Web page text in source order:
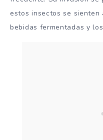
estos insectos se
bebidas fermentadas y